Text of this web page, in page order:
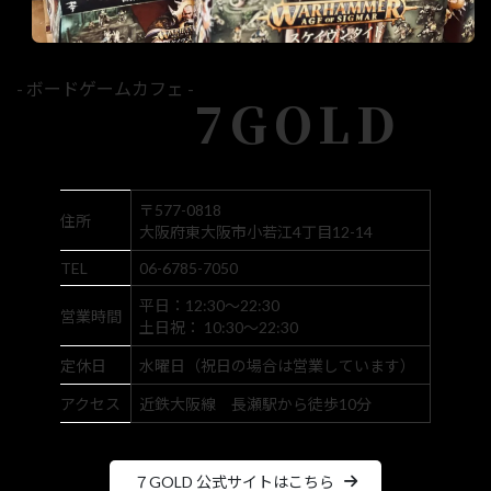
- ボードゲームカフェ - 7GOLD
住所
〒577-0818
大阪府東大阪市小若江4丁目12-14
TEL
06-6785-7050
営業時間
平日：12:30～22:30
土日祝： 10:30～22:30
定休日 水曜日（祝日の場合は営業しています）
アクセス 近鉄大阪線 長瀬駅から徒歩10分
７GOLD 公式サイトはこちら